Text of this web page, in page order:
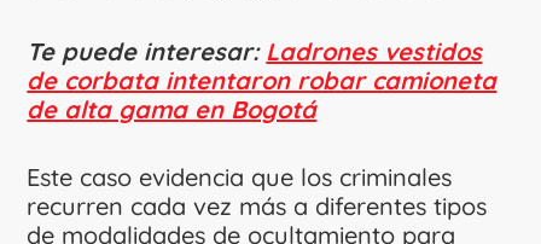
Te puede interesar: Ladrones vestidos
de corbata intentaron robar camioneta
de alta gama en Bogotá
Este caso evidencia que los criminales
recurren cada vez más a diferentes tipos
de modalidades de ocultamiento para